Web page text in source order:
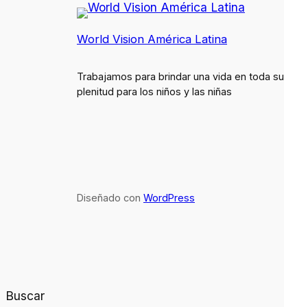
World Vision América Latina
Trabajamos para brindar una vida en toda su
plenitud para los niños y las niñas
Diseñado con WordPress
Buscar